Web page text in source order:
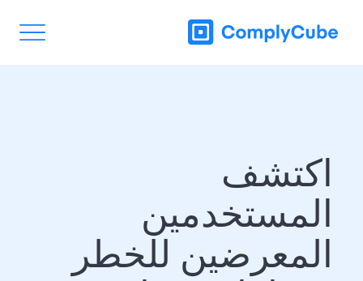
اكتشف
المستخدمين
المعرضين للخطر